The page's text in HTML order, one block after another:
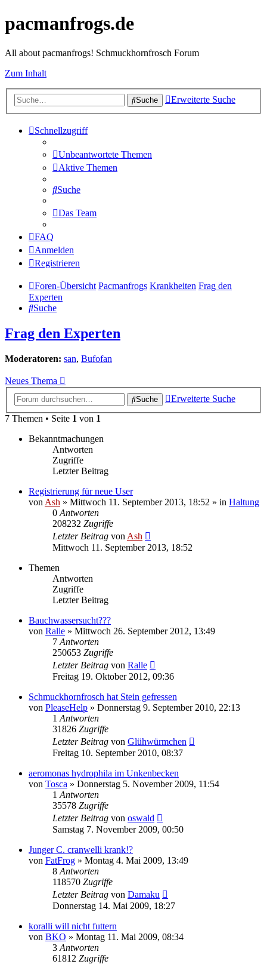
pacmanfrogs.de
All about pacmanfrogs! Schmuckhornfrosch Forum
Zum Inhalt
Suche Erweiterte Suche
Schnellzugriff
Unbeantwortete Themen
Aktive Themen
Suche
Das Team
FAQ
Anmelden
Registrieren
Foren-Übersicht Pacmanfrogs Krankheiten Frag den
Experten
Suche
Frag den Experten
Moderatoren: san, Bufofan
Neues Thema
Suche
Erweiterte Suche
7 Themen • Seite 1 von 1
Bekanntmachungen
Antworten
Zugriffe
Letzter Beitrag
Registrierung für neue User
von Ash » Mittwoch 11. September 2013, 18:52 » in Haltung
0 Antworten
208232 Zugriffe
Letzter Beitrag von Ash
Mittwoch 11. September 2013, 18:52
Themen
Antworten
Zugriffe
Letzter Beitrag
Bauchwassersucht???
von Ralle » Mittwoch 26. September 2012, 13:49
7 Antworten
250653 Zugriffe
Letzter Beitrag von Ralle
Freitag 19. Oktober 2012, 09:36
Schmuckhornfrosch hat Stein gefressen
von PleaseHelp » Donnerstag 9. September 2010, 22:13
1 Antworten
31826 Zugriffe
Letzter Beitrag von Glühwürmchen
Freitag 10. September 2010, 08:37
aeromonas hydrophila im Unkenbecken
von Tosca » Donnerstag 5. November 2009, 11:54
1 Antworten
35578 Zugriffe
Letzter Beitrag von oswald
Samstag 7. November 2009, 00:50
Junger C. cranwelli krank!?
von FatFrog » Montag 4. Mai 2009, 13:49
8 Antworten
118570 Zugriffe
Letzter Beitrag von Damaku
Donnerstag 14. Mai 2009, 18:27
koralli will nicht futtern
von BKO » Montag 11. Mai 2009, 08:34
3 Antworten
61812 Zugriffe